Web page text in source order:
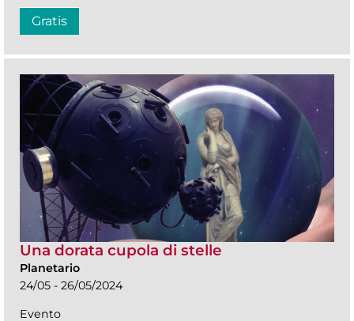
Gratis
Una dorata cupola di stelle
Planetario
24/05 - 26/05/2024
Evento